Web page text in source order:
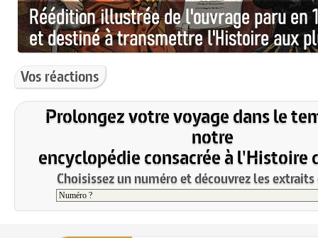
Vos réactions
Prolongez votre voyage dans le
notre
encyclopédie consacrée à l'Histoire
Choisissez un numéro et découvrez les